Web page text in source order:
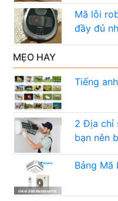
Mã lỗi
đầy đủ
MẸO HAY
Tiếng
2 Địa chỉ
bạn nên
Bảng Mã